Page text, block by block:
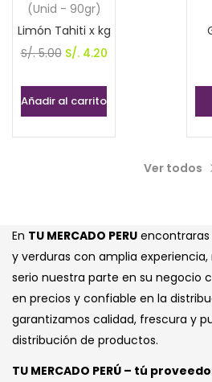
(Unid - 90gr)
Limón Tahiti x kg
S/.5.00 El
original
era:
S/. 5.00.
S/.4.20El
es:
S/. 4.20.
Añadir al carrito
Ver todos
En TU MERCADO PERU
y verduras con amplia
serio nuestra parte en su negocio
en precios y confiable en la
garantizamos calidad, frescura y
distribución de productos.
TU MERCADO PERÚ – tú